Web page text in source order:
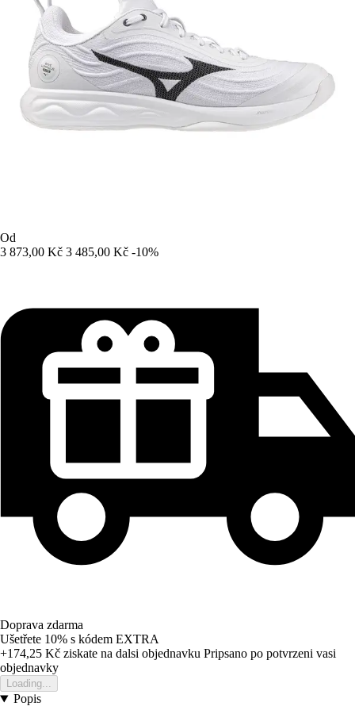
Od
3 873,00 Kč 3 485,00 Kč -10%
Doprava zdarma
Ušetřete 10% s kódem EXTRA
+174,25 Kč ziskate na dalsi objednavku Pripsano po potvrzeni vasi
objednavky
Loading...
Popis